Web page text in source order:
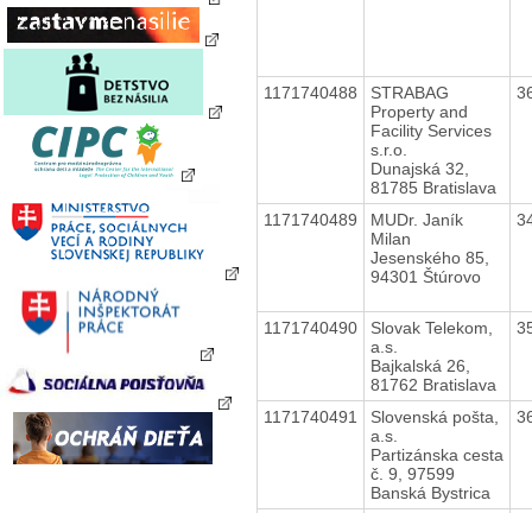
1171740488
STRABAG
Property and
Facility Services
s.r.o.
Dunajská 32,
81785 Bratislava
1171740489
MUDr. Janík
Milan
Jesenského 85,
94301 Štúrovo
1171740490
Slovak Telekom,
a.s.
Bajkalská 26,
81762 Bratislava
1171740491
Slovenská pošta,
a.s.
Partizánska cesta
č. 9, 97599
Banská Bystrica